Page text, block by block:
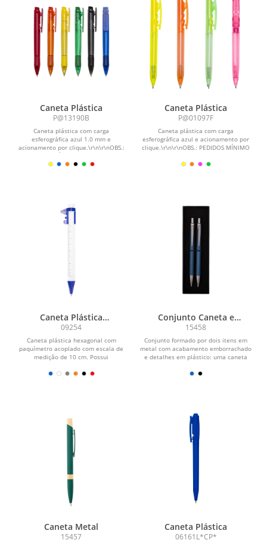
Caneta Plástica
P@13190B
Caneta plástica com carga
esferográfica azul 1.0 mm e
acionamento por clique.\r\n\r\nOBS.:
Caneta Plástica
P@01097F
Caneta plástica com carga
esferográfica azul e acionamento por
clique.\r\n\r\nOBS.: PEDIDOS MÍNIMO
Caneta Plástica
Paquímetro
09254
Caneta plástica hexagonal com
paquímetro acoplado com escala de
medição de 10 cm. Possui
Conjunto Caneta e
Lapiseira Metal
15458
Conjunto formado por dois itens em
metal com acabamento emborrachado
e detalhes em plástico: uma caneta
Caneta Metal
15457
Caneta Plástica
06161L*CP*